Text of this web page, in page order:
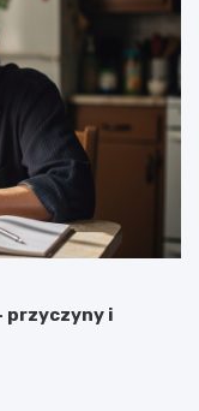
przyczyny i